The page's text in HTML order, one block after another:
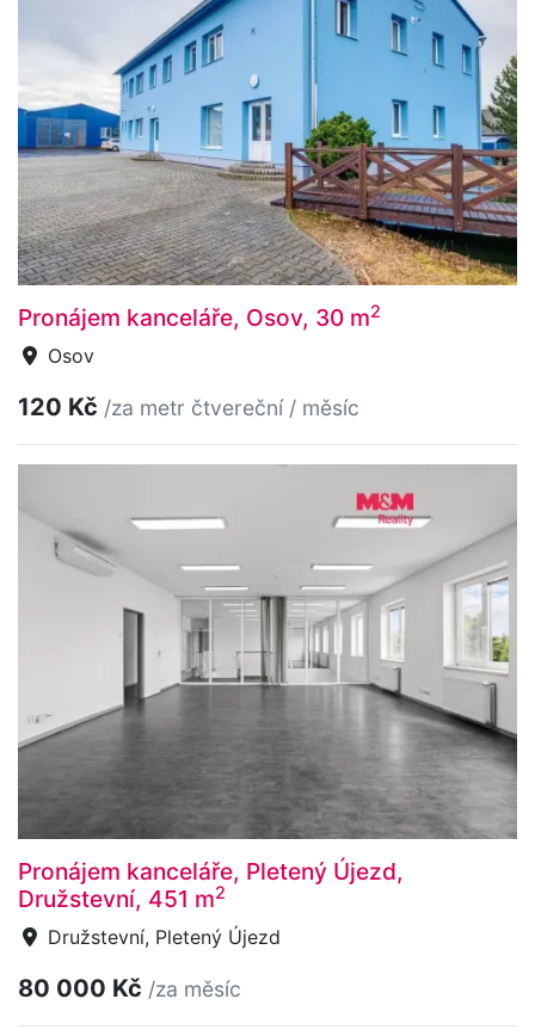
Pronájem kanceláře, Osov, 30 m2
Osov
120 Kč /za metr čtvereční / měsíc
Pronájem kanceláře, Pletený Újezd,
Družstevní, 451 m2
Družstevní, Pletený Újezd
80 000 Kč /za měsíc